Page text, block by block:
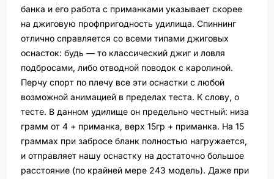
банка и его работа с приманками указывает скорее
на джиговую профпригодность удилища. Спиннинг
отлично справляется со всеми типами джиговых
оснасток: будь — то классический джиг и ловля
подбросами, либо отводной поводок с каролиной.
Перчу спорт по плечу все эти оснастки с любой
возможной анимацией в пределах теста. К слову, о
тесте. В данном удилище он предельно честный: низа
грамм от 4 + приманка, верх 15гр + приманка. На 15
граммах при забросе бланк полностью нагружается,
и отправляет нашу оснастку на достаточно большое
расстояние (по крайней мере 243 модель). Даже при